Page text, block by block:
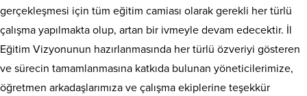
gerçekleşmesi için tüm eğitim camiası olarak gerekli her türlü
çalışma yapılmakta olup, artan bir ivmeyle devam edecektir. İl
Eğitim Vizyonunun hazırlanmasında her türlü özveriyi gösteren
ve sürecin tamamlanmasına katkıda bulunan yöneticilerimize,
öğretmen arkadaşlarımıza ve çalışma ekiplerine teşekkür